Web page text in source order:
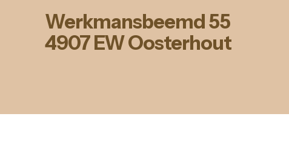
Werkmansbeemd 55
4907 EW Oosterhout